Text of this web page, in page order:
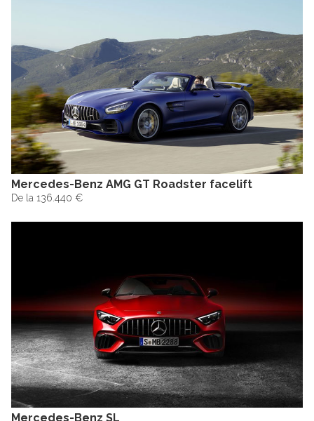
Mercedes-Benz AMG GT Roadster facelift
De la 136.440 €
Mercedes-Benz SL